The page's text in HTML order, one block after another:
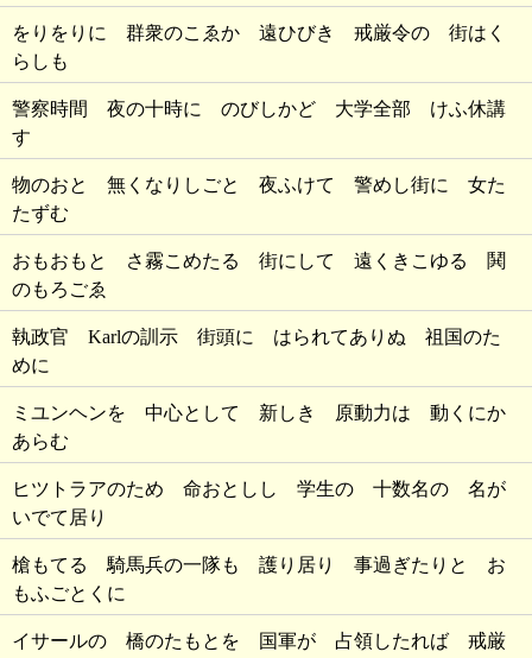
をりをりに 群衆のこゑか 遠ひびき 戒厳令の 街はく
らしも
警察時間 夜の十時に のびしかど 大学全部 けふ休講
す
物のおと 無くなりしごと 夜ふけて 警めし街に 女た
たずむ
おもおもと さ霧こめたる 街にして 遠くきこゆる 鬨
のもろごゑ
執政官 Karlの訓示 街頭に はられてありぬ 祖国のた
めに
ミユンヘンを 中心として 新しき 原動力は 動くにか
あらむ
ヒツトラアのため 命おとしし 学生の 十数名の 名が
いでて居り
槍もてる 騎馬兵の一隊も 護り居り 事過ぎたりと お
もふごとくに
イサールの 橋のたもとを 国軍が 占領したれば 戒厳